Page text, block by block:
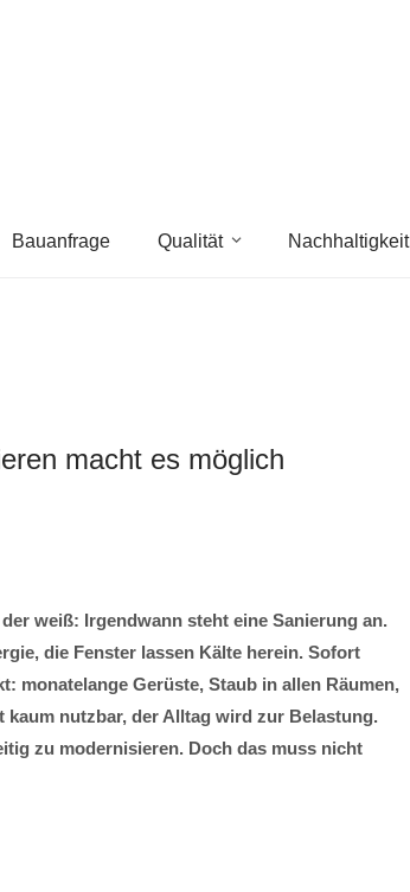
Bauanfrage Qualität Nachhaltigkeit
macht es möglich
weiß: Irgendwann steht eine Sanierung an.
die Fenster lassen Kälte herein. Sofort
monatelange Gerüste, Staub in allen Räumen,
kaum nutzbar, der Alltag wird zur Belastung.
zu modernisieren. Doch das muss nicht